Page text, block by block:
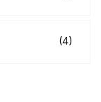
(4)